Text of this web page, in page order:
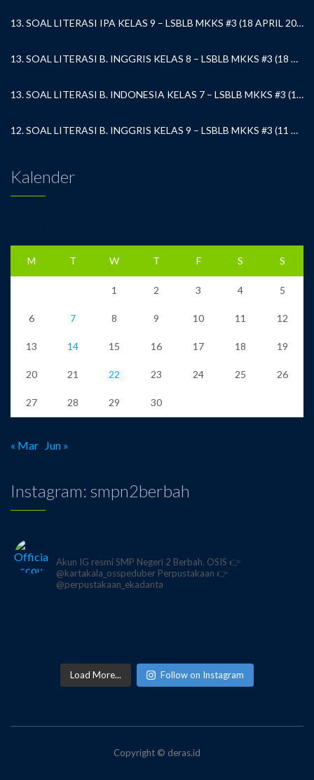
13. SOAL LITERASI IPA KELAS 9 – LSBLB MKKS #3 (18 APRIL 2026)
13. SOAL LITERASI B. INGGRIS KELAS 8 – LSBLB MKKS #3 (18 APRIL 2026)
13. SOAL LITERASI B. INDONESIA KELAS 7 – LSBLB MKKS #3 (18 APRIL 2026)
12. SOAL LITERASI B. INGGRIS KELAS 9 – LSBLB MKKS #3 (11 APRIL 2026)
Kalender
M T W T F S S
1 2 3 4 5
6 7 8 9 10 11 12
13 14 15 16 17 18 19
20 21 22 23 24 25 26
27 28 29 30
« Mar Jun »
Instagram: smpn2berbah
Akun IG resmi SMP Negeri 2 Berbah. OSIS 👉
@kartakala_osspeduber Perpustakaan 👉
@perpustakaan_ekadanta
Load More... Follow on Instagram
Copyright © deras.id